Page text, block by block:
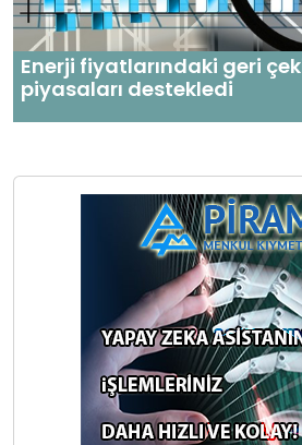
Enerji fiyatlarındaki geri
piyasaları destekledi